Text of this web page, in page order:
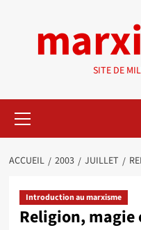
SITE DE
principal
ACCUEIL 2003 JUILLET
Introduction au marxisme
Religion,